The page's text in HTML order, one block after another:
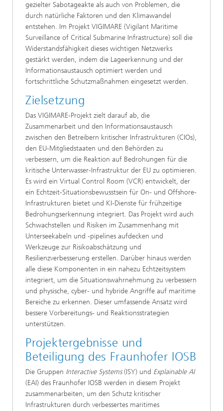
gezielter Sabotageakte als auch von Problemen, die
durch natürliche Faktoren und den Klimawandel
entstehen. Im Projekt VIGIMARE (Vigilant Maritime
Surveillance of Critical Submarine Infrastructure) soll die
Widerstandsfähigkeit dieses wichtigen Netzwerks
gestärkt werden, indem die Lageerkennung und der
Informationsaustausch optimiert werden und
fortschrittliche Schutzmaßnahmen eingesetzt werden.
Zielsetzung
Das VIGIMARE-Projekt zielt darauf ab, die
Zusammenarbeit und den Informationsaustausch
zwischen den Betreibern kritischer Infrastrukturen (CIOs),
den EU-Mitgliedstaaten und den Behörden zu
verbessern, um die Reaktion auf Bedrohungen für die
kritische Unterwasser-Infrastruktur der EU zu optimieren.
Es wird ein Virtual Control Room (VCR) entwickelt, der
ein Echtzeit-Situationsbewusstsein für On- und Offshore-
Infrastrukturen bietet und KI-Dienste für frühzeitige
Bedrohungserkennung integriert. Das Projekt wird auch
Schwachstellen und Risiken im Zusammenhang mit
Unterseekabeln und -pipelines aufdecken und
Werkzeuge zur Risikoabschätzung und
Resilienzverbesserung erstellen. Darüber hinaus werden
alle diese Komponenten in ein nahezu Echtzeitsystem
integriert, um die Situationswahrnehmung zu verbessern
und physische, cyber- und hybride Angriffe auf maritime
Bereiche zu erkennen. Dieser umfassende Ansatz wird
bessere Vorbereitungs- und Reaktionsstrategien
unterstützen.
Projektergebnisse und
Beteiligung des Fraunhofer IOSB
Die Gruppen Interactive Systems(ISY) und Explainable AI
(EAI) des Fraunhofer IOSB werden in diesem Projekt
zusammenarbeiten, um den Schutz kritischer
Infrastrukturen durch verbessertes maritimes